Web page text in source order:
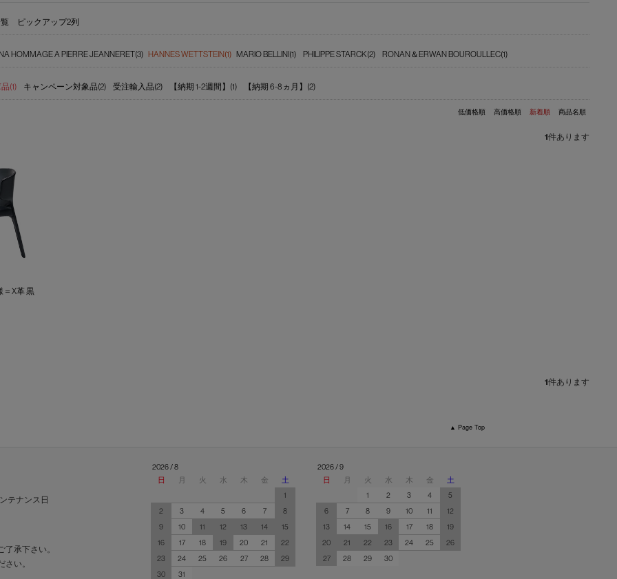
ピックアップ2列
HOMMAGE A PIERRE JEANNERET(3) HANNES WETTSTEIN(1) MARIO BELLINI(1) PHILIPPE STARCK(2) RONAN＆ERWAN BOUROULLEC(1)
(1) キャンペーン対象品(2) 受注輸入品(2) 【納期 1-2週間】(1) 【納期 6-8ヵ月】(2)
低価格順 高価格順 新着順 商品名順
1件あります
＝X革 黒
1件あります
▲ Page Top
テナンス日
承下さい。
さい。
2026 / 8
日
月 火 水 木 金
土
1
2
3 4 5 6 7
8
9
10 11 12 13 14
15
16
17 18 19 20 21
22
23
24 25 26 27 28
29
30
31
2026 / 9
日
月 火 水 木 金
土
1
2 3 4
5
6
7 8 9 10 11
12
13
14 15 16 17 18
19
20
21 22 23 24 25
26
27
28 29 30